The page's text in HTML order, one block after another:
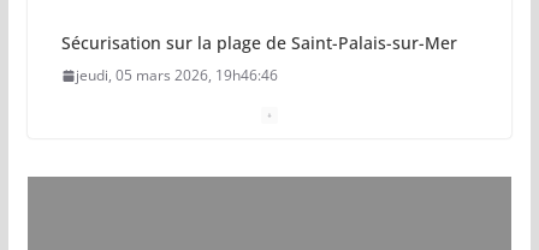
Sécurisation sur la plage de Saint-Palais-sur-Mer
jeudi, 05 mars 2026, 19h46:46